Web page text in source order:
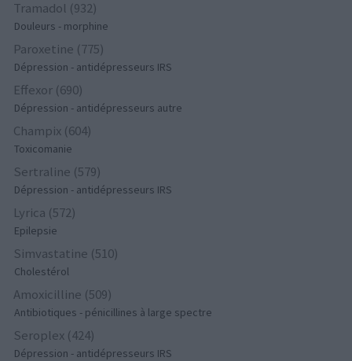
Tramadol (932)
Douleurs - morphine
Paroxetine (775)
Dépression - antidépresseurs IRS
Effexor (690)
Dépression - antidépresseurs autre
Champix (604)
Toxicomanie
Sertraline (579)
Dépression - antidépresseurs IRS
Lyrica (572)
Epilepsie
Simvastatine (510)
Cholestérol
Amoxicilline (509)
Antibiotiques - pénicillines à large spectre
Seroplex (424)
Dépression - antidépresseurs IRS